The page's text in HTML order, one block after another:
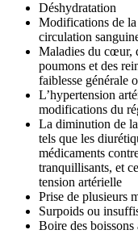
Déshydratation
Modifications de la
circulation
Maladies du cœur,
poumons et des
faiblesse générale
L’hypertension
modifications du
La diminution de
tels que les
médicaments
tranquillisants, et
tension artérielle
Prise de plusieurs
Surpoids ou
Boire des boissons